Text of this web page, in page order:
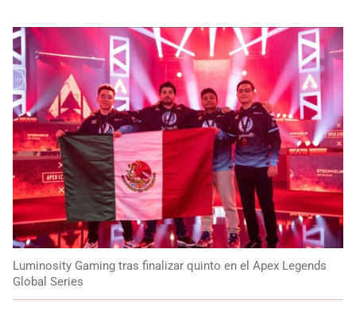
Luminosity Gaming tras finalizar quinto en el Apex Legends
Global Series